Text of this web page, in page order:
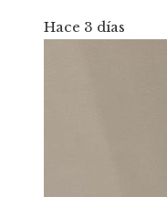
Hace 3 días